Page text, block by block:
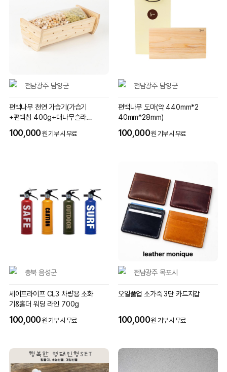
전남광주 담양군
편백나무 천연 가습기(가습기
+편백칩 400g+대나무슬라이
100,000원 기부 시 무료
전남광주 담양군
편백나무 도마(약 440mm*2
40mm*28mm)
100,000원 기부 시 무료
충북 음성군
세이프라이프 CL3 차량용 소화
기&홀더 워딩 라인 700g
100,000원 기부 시 무료
전남광주 목포시
오일풀업 소가죽 3단 카드지갑
100,000원 기부 시 무료